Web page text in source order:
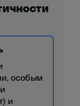
особым
и